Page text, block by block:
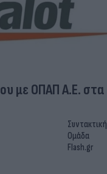
στα
Συντακτική
Ομάδα
Flash.gr